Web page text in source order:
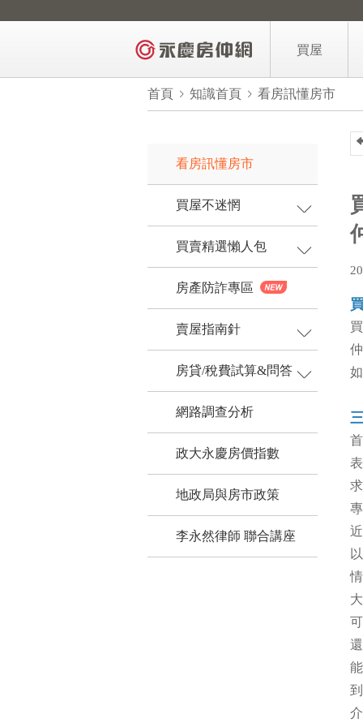
買屋
區域找房
3年內新屋
億品豪邸
降價屋
買屋主題推薦
買屋需求留言
買屋6招快上
買屋試算
首頁 知識首頁 看房訊懂房市
看房訊懂房市
買屋不迷惘
買賣精選懶人包
房產防詐專區
賣屋指南針
房貸/稅費試算&問答
網路調查分析
政大永慶房價指數
地政局與房市政策
李永然律師 聯合講座